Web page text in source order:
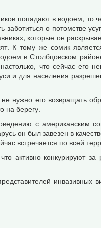
попадают в водоем, то
о потомстве
которые он
К тому же сомик
в Столбцовском
что сейчас его
и для населения
нужно его возвращать
на берегу.
с американским
он был завезен в
встречается по всей
активно конкурируют
инвазивных